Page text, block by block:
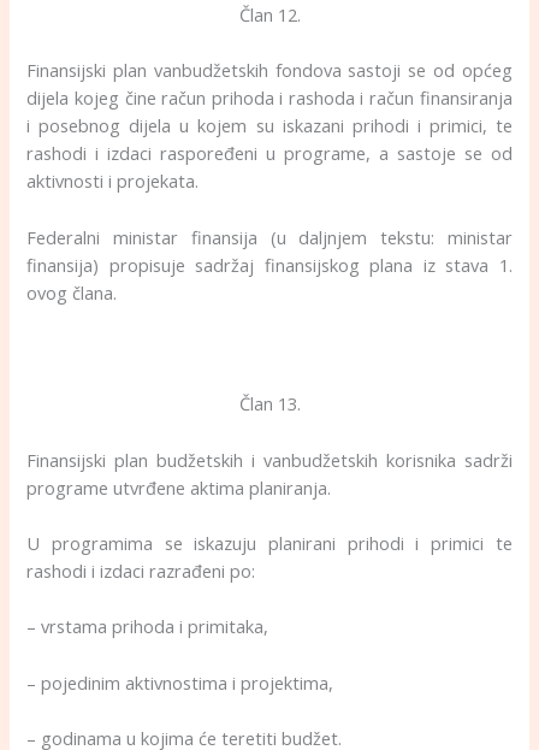
Član 12.
Finansijski plan vanbudžetskih fondova sastoji se od općeg
dijela kojeg čine račun prihoda i rashoda i račun finansiranja
i posebnog dijela u kojem su iskazani prihodi i primici, te
rashodi i izdaci raspoređeni u programe, a sastoje se od
aktivnosti i projekata.
Federalni ministar finansija (u daljnjem tekstu: ministar
finansija) propisuje sadržaj finansijskog plana iz stava 1.
ovog člana.
Član 13.
Finansijski plan budžetskih i vanbudžetskih korisnika sadrži
programe utvrđene aktima planiranja.
U programima se iskazuju planirani prihodi i primici te
rashodi i izdaci razrađeni po:
– vrstama prihoda i primitaka,
– pojedinim aktivnostima i projektima,
– godinama u kojima će teretiti budžet.